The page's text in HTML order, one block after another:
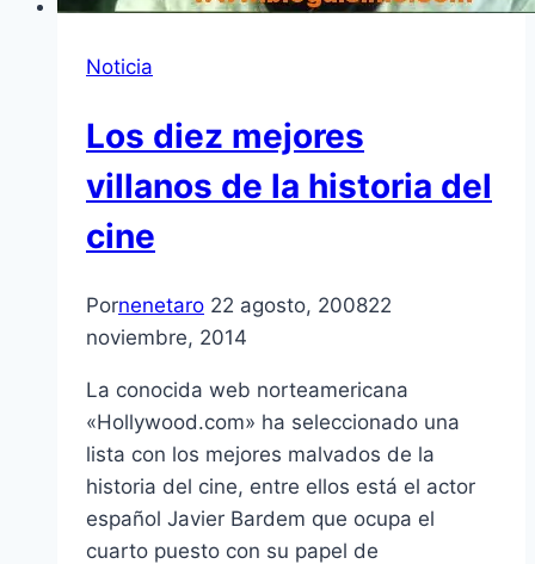
Noticia
Los diez mejores
villanos de la historia del
cine
Pornenetaro 22 agosto, 200822
noviembre, 2014
La conocida web norteamericana
«Hollywood.com» ha seleccionado una
lista con los mejores malvados de la
historia del cine, entre ellos está el actor
español Javier Bardem que ocupa el
cuarto puesto con su papel de